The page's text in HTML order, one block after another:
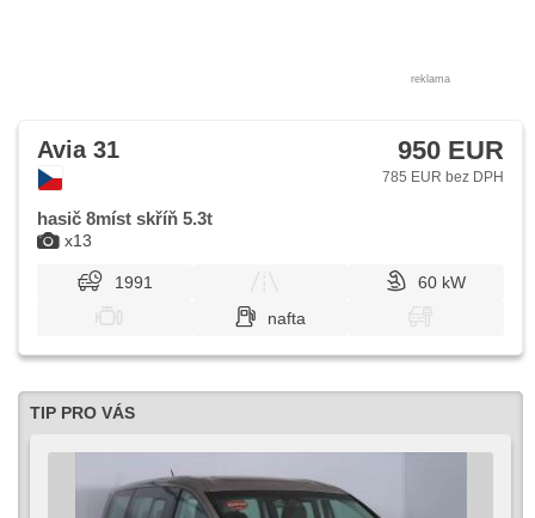
reklama
x13
Avia 31 950 EUR
785 EUR bez DPH
hasič 8míst skříň 5.3t
1991
60 kW
nafta
TIP PRO VÁS